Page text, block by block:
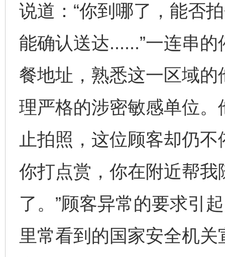
说道：“你到哪了，能否
能确认送达......”一连串
餐地址，熟悉这一区域
理严格的涉密敏感单位
止拍照，这位顾客却仍
你打点赏，你在附近帮
了。”顾客异常的要求引
里常看到的国家安全机